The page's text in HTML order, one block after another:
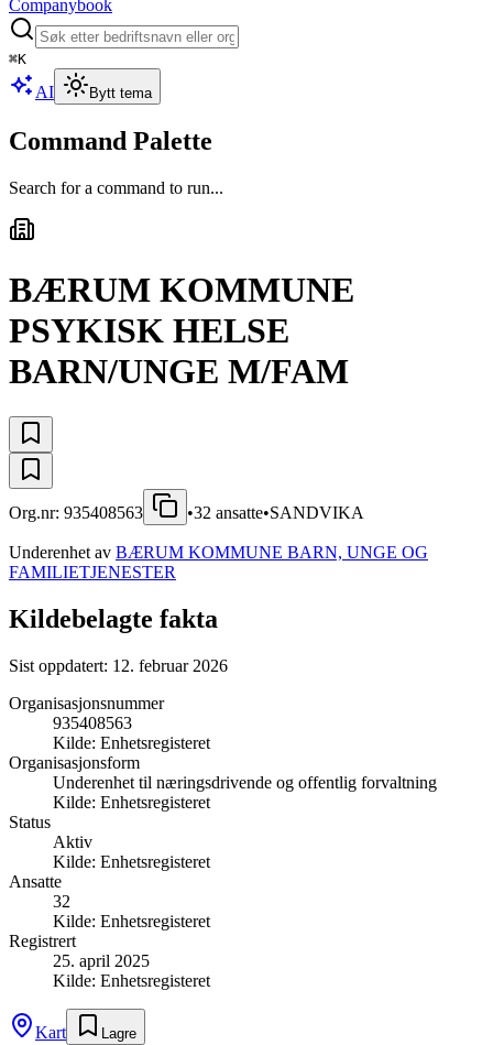
Companybook
⌘K
AI Bytt tema
Command Palette
Search for a command to run...
BÆRUM KOMMUNE
PSYKISK HELSE
BARN/UNGE M/FAM
Org.nr: 935408563 •32 ansatte•SANDVIKA
Underenhet av BÆRUM KOMMUNE BARN, UNGE OG
FAMILIETJENESTER
Kildebelagte fakta
Sist oppdatert: 12. februar 2026
Organisasjonsnummer
935408563
Kilde: Enhetsregisteret
Organisasjonsform
Underenhet til næringsdrivende og offentlig forvaltning
Kilde: Enhetsregisteret
Status
Aktiv
Kilde: Enhetsregisteret
Ansatte
32
Kilde: Enhetsregisteret
Registrert
25. april 2025
Kilde: Enhetsregisteret
Kart Lagre